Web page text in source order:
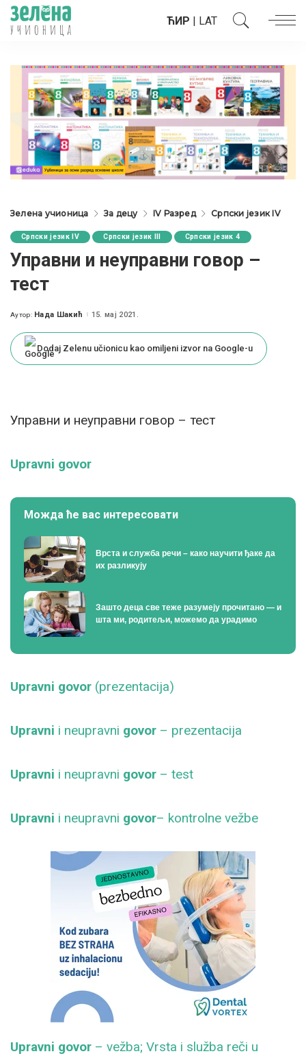
ЋИР | LAT
Зелена учионица За децу IV Разред Српски језик IV
Српски језик IV Српски језик III Српски језик 4
Управни и неуправни говор –
тест
Posted
Аутор: Нада Шакић 15. мај 2021.
Dodaj Zelenu učionicu kao omiljeni izvor na Google-u
Управни и неуправни говор – тест
Upravni govor
Можда ће вас интересовати
Врста и служба речи – како научити ђаке да
их разликују
Зашто деца све теже разумеју прочитано — и
шта ми, родитељи, можемо да урадимо
Upravni govor (prezentacija)
Upravni i neupravni govor – prezentacija
Upravni i neupravni govor – test
Upravni i neupravni govor– kontrolne vežbe
Upravni govor – vežba; Vrsta i služba reči u